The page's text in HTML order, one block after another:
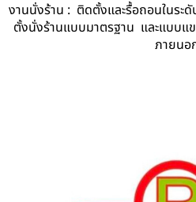
งานนั่งร้าน : ติดตั้งและรื้อถอนในระ
ตั้งนั่งร้านแบบมาตรฐาน และแบบแ
ภายนอ